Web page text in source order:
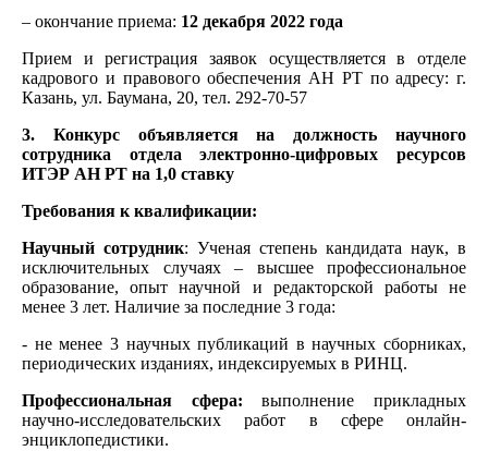
– окончание приема: 12 декабря 2022 года
Прием и регистрация заявок осуществляется в отделе
кадрового и правового обеспечения АН РТ по адресу: г.
Казань, ул. Баумана, 20, тел. 292-70-57
3. Конкурс объявляется на должность научного
сотрудника отдела электронно-цифровых ресурсов
ИТЭР АН РТ на 1,0 ставку
Требования к квалификации:
Научный сотрудник: Ученая степень кандидата наук, в
исключительных случаях – высшее профессиональное
образование, опыт научной и редакторской работы не
менее 3 лет. Наличие за последние 3 года:
- не менее 3 научных публикаций в научных сборниках,
периодических изданиях, индексируемых в РИНЦ.
Профессиональная сфера:выполнение прикладных
научно-исследовательских работ в сфере онлайн-
энциклопедистики.